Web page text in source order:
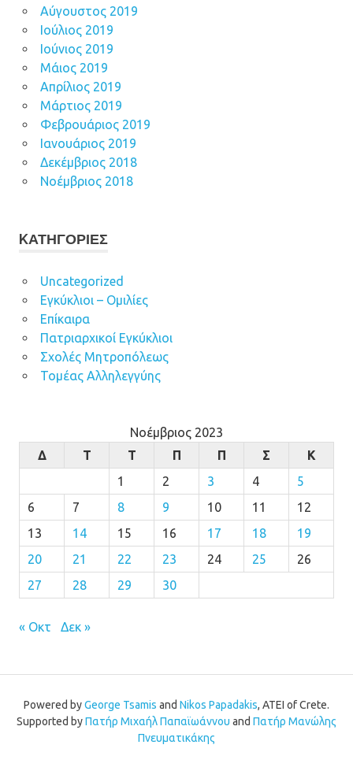
Αύγουστος 2019
Ιούλιος 2019
Ιούνιος 2019
Μάιος 2019
Απρίλιος 2019
Μάρτιος 2019
Φεβρουάριος 2019
Ιανουάριος 2019
Δεκέμβριος 2018
Νοέμβριος 2018
KΑΤΗΓΟΡΊΕΣ
Uncategorized
Εγκύκλιοι – Ομιλίες
Επίκαιρα
Πατριαρχικοί Εγκύκλιοι
Σχολές Μητροπόλεως
Τομέας Αλληλεγγύης
Νοέμβριος 2023
Δ
Τ Τ Π Π Σ
Κ
1
2 3 4
5
6
7 8 9 10 11
12
13
14 15 16 17 18
19
20
21 22 23 24 25
26
27
28 29 30
« Οκτ Δεκ »
Powered byGeorge Tsamis and Nikos Papadakis, ATEI of Crete.
Supported byΠατήρ Μιχαήλ Παπαϊωάννου and Πατήρ Μανώλης
Πνευματικάκης